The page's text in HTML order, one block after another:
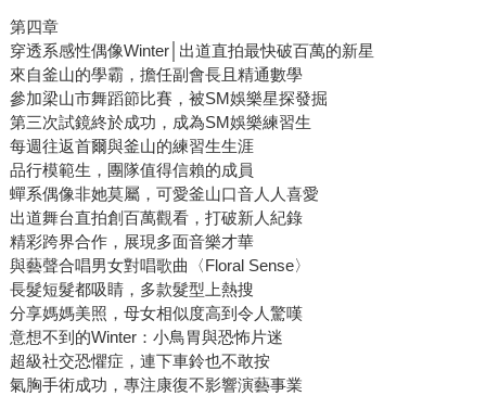
第四章
穿透系感性偶像Winter│出道直拍最快破百萬的新星
來自釜山的學霸，擔任副會長且精通數學
參加梁山市舞蹈節比賽，被SM娛樂星探發掘
第三次試鏡終於成功，成為SM娛樂練習生
每週往返首爾與釜山的練習生生涯
品行模範生，團隊值得信賴的成員
蟬系偶像非她莫屬，可愛釜山口音人人喜愛
出道舞台直拍創百萬觀看，打破新人紀錄
精彩跨界合作，展現多面音樂才華
與藝聲合唱男女對唱歌曲〈Floral Sense〉
長髮短髮都吸睛，多款髮型上熱搜
分享媽媽美照，母女相似度高到令人驚嘆
意想不到的Winter：小鳥胃與恐怖片迷
超級社交恐懼症，連下車鈴也不敢按
氣胸手術成功，專注康復不影響演藝事業